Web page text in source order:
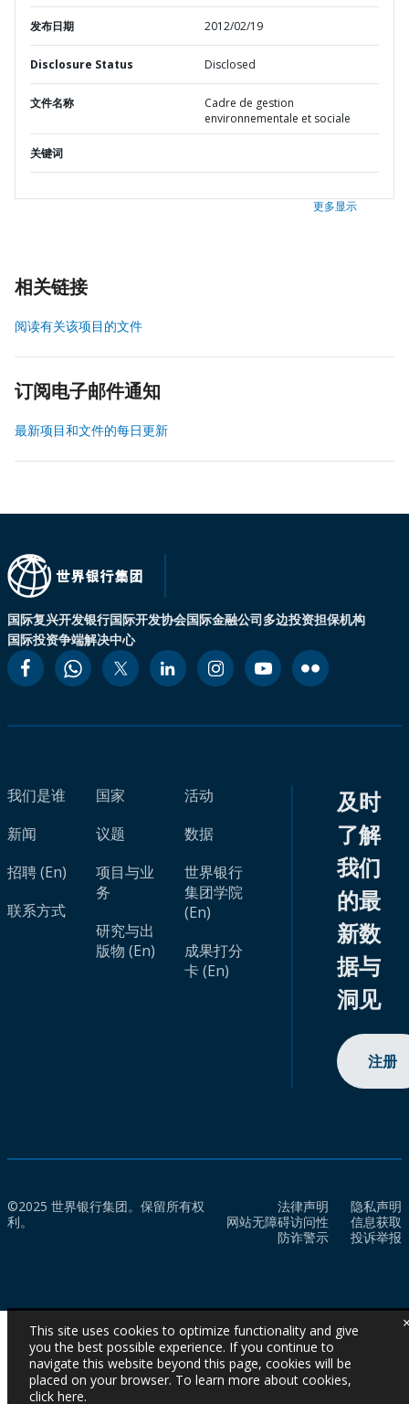
发布日期 2012/02/19
Disclosure Status Disclosed
文件名称
Cadre de gestion
environnementale et sociale
关键词
更多显示
相关链接
阅读有关该项目的文件
订阅电子邮件通知
最新项目和文件的每日更新
国际复兴开发银行国际开发协会国际金融公司多边投资担保机构
国际投资争端解决中心
我们是谁
新闻
招聘 (En)
联系方式
国家
议题
项目与业
务
研究与出
版物 (En)
活动
数据
世界银行
集团学院
(En)
成果打分
卡 (En)
及时
了解
我们
的最
新数
据与
洞见
注册
©2025 世界银行集团。保留所有权
利。
法律声明
隐私声明
网站无障碍访问性
信息获取
防诈警示
投诉举报
This site uses cookies to optimize functionality and give
you the best possible experience. If you continue to
navigate this website beyond this page, cookies will be
placed on your browser. To learn more about cookies,
click here.